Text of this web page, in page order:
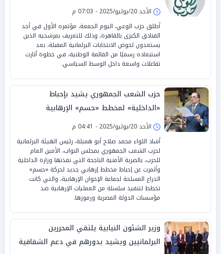
الأحد 20/يوليو/2025 - 07:03 م
أطلق حزب الوعي، اليوم الجمعة، مؤتمره الأول في أحد
الفنادق الكبرى بالقاهرة، وذلك للتعريف بمرشحيه الذين
يستعدون لخوض الانتخابات البرلمانية المقبلة، بعد
استبعاده رسميًا من القائمة الوطنية، في خطوة أثارت
تفاعلات واسعة داخل الوسط السياسي.
حزب الشعب الجمهوري يشيد بإحباط
«الداخلية» لمخطط «حسم» الإرهابية
الأحد 20/يوليو/2025 - 04:41 م
أشاد اللواء محمد صلاح أبو هميلة، رئيس الهيئة البرلمانية
لحزب الشعب الجمهوري بمجلس النواب، الأمين العام
للحزب، بالضربة الأمنية الناجحة التي نفذتها وزارة الداخلية
وأثمرت عن إحباط مخطط إرهابي جديد لحركة «حسم»
الذراع المسلحة لجماعة الإخوان الإرهابية، والتي كانت
تخطط لتنفيذ سلسلة من العمليات الإرهابية ضد
مؤسسات الدولة المصرية ورموزها.
وزير الشئون النيابية يلتقي المحررين
البرلمانيين ويشيد بدورهم في دعم الشفافية